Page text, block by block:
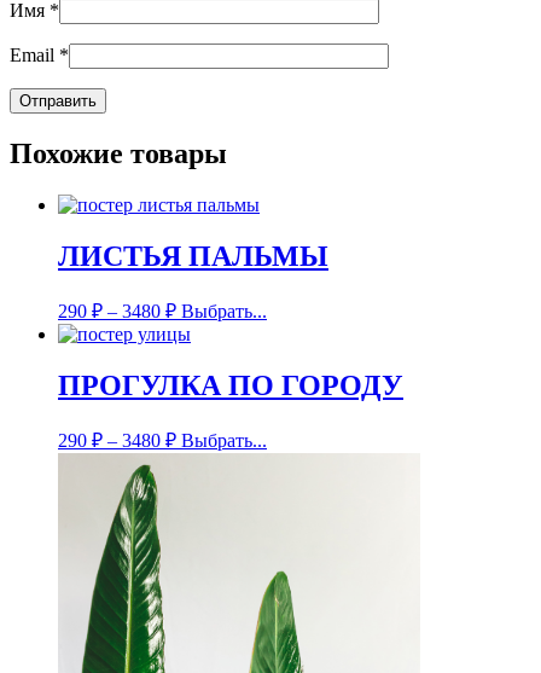
Имя *
Email *
Похожие товары
ЛИСТЬЯ ПАЛЬМЫ
290 ₽ – 3480 ₽ Выбрать...
ПРОГУЛКА ПО ГОРОДУ
290 ₽ – 3480 ₽ Выбрать...